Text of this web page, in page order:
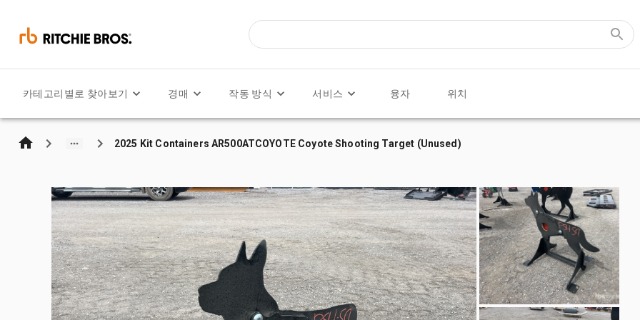
카테고리별로 찾아보기 경매 작동 방식 서비스 융자 위치
2025 Kit Containers AR500ATCOYOTE Coyote Shooting Target (Unused)